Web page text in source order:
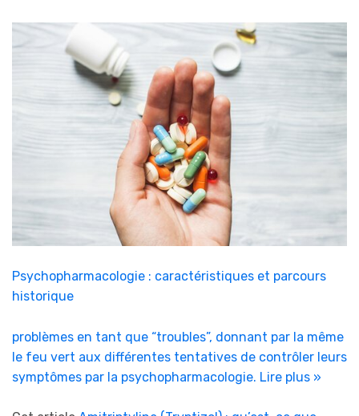
Psychopharmacologie : caractéristiques et parcours
historique
problèmes en tant que “troubles”, donnant par la même
le feu vert aux différentes tentatives de contrôler leurs
symptômes par la psychopharmacologie. Lire plus »